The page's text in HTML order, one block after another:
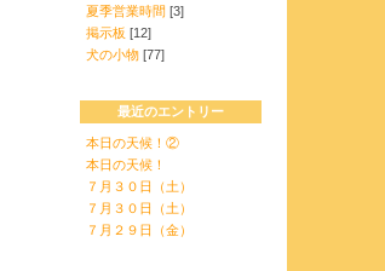
夏季営業時間 [3]
掲示板 [12]
犬の小物 [77]
最近のエントリー
本日の天候！②
本日の天候！
７月３０日（土）
７月３０日（土）
７月２９日（金）